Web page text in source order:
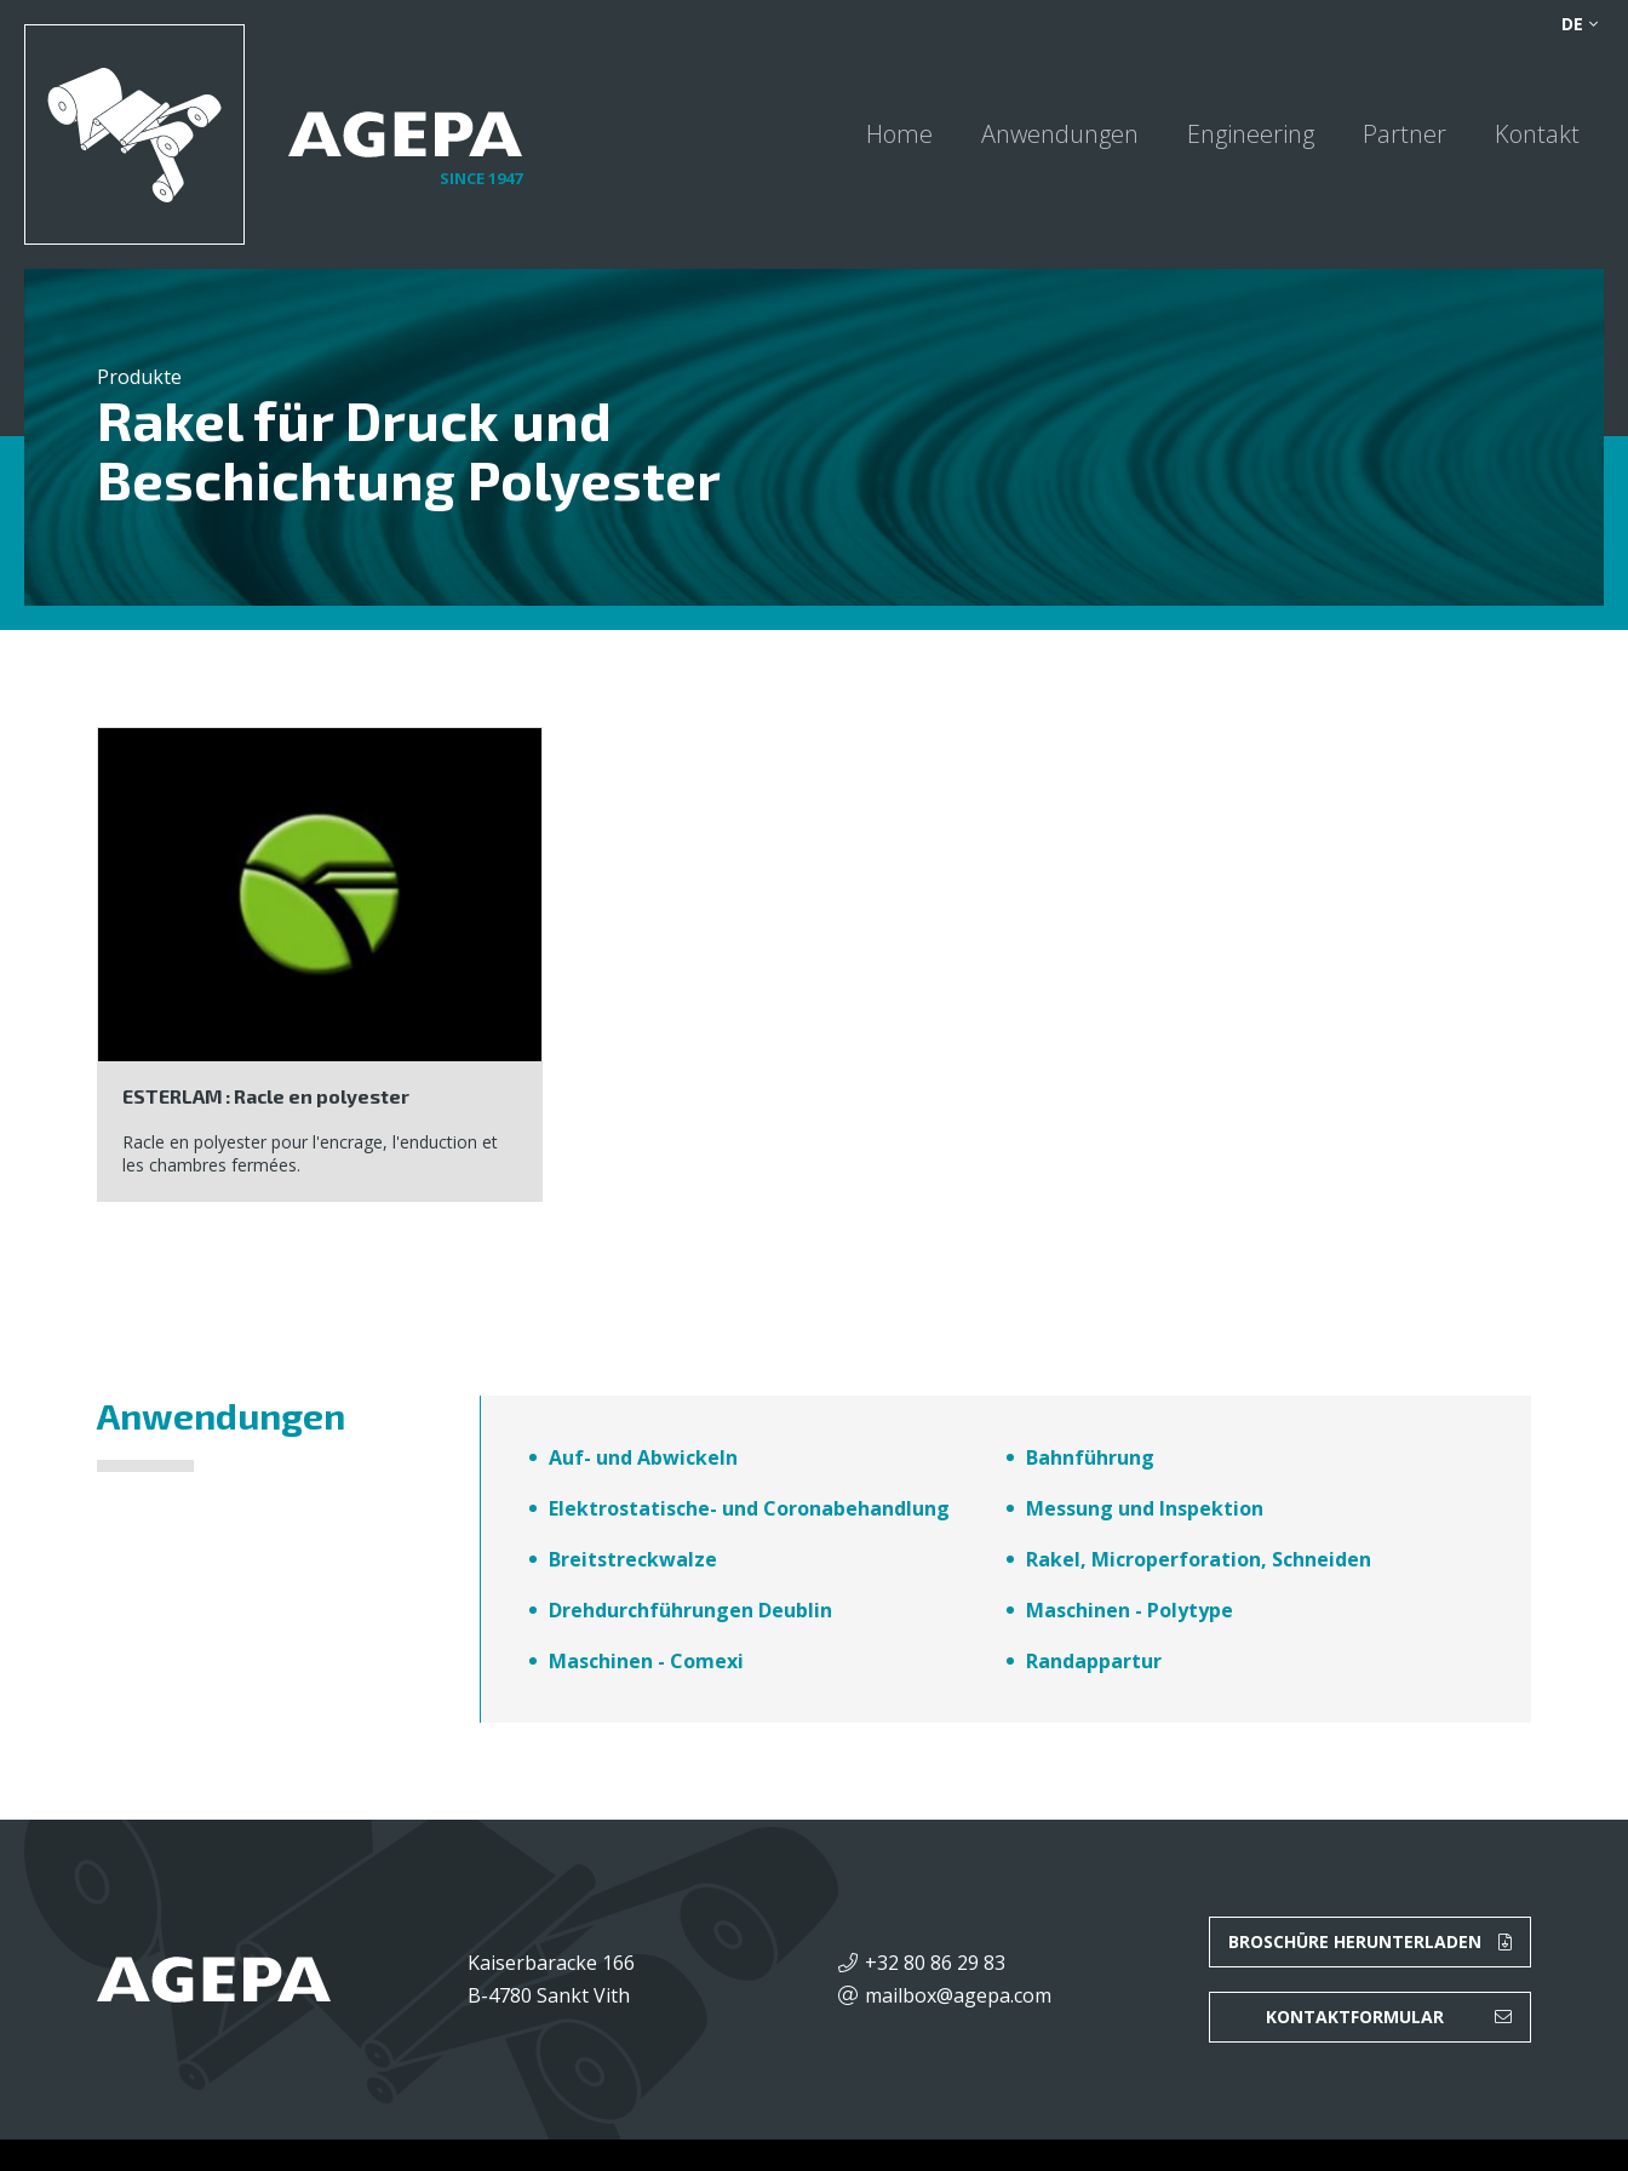
SINCE 1947
DE
FRNL
Home Anwendungen Engineering Partner Kontakt
Produkte
Rakel für Druck und
Beschichtung Polyester
ESTERLAM : Racle en polyester
Racle en polyester pour l'encrage, l'enduction et
les chambres fermées.
Anwendungen
Auf- und Abwickeln
Bahnführung
Elektrostatische- und Coronabehandlung
Messung und Inspektion
Breitstreckwalze
Rakel, Microperforation, Schneiden
Drehdurchführungen Deublin
Randappartur
Maschinen - Polytype
Maschinen - Comexi
Kaiserbaracke 166
B-4780 Sankt Vith
+32 80 86 29 83
mailbox@agepa.com
BROSCHÜRE HERUNTERLADEN
KONTAKTFORMULAR